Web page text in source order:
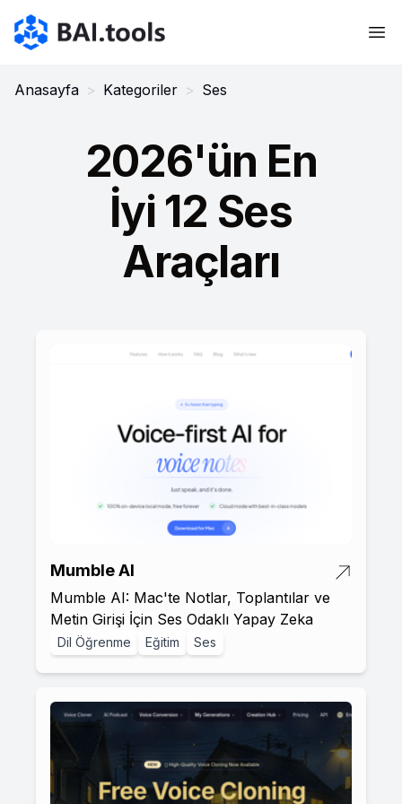
Bai.tools
Anasayfa > Kategoriler > Ses
2026'ün En
İyi 12 Ses
Araçları
Mumble AI
Mumble AI: Mac'te Notlar, Toplantılar ve
Metin Girişi İçin Ses Odaklı Yapay Zeka
Dil Öğrenme Eğitim Ses